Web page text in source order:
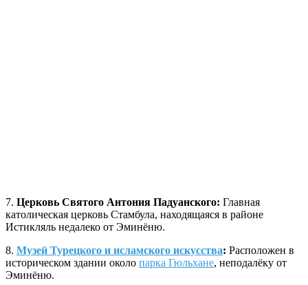
7. Церковь Святого Антония Падуанского: Главная
католическая церковь Стамбула, находящаяся в районе
Истикляль недалеко от Эминёню.
8. Музей Турецкого и исламского искусства: Расположен в
историческом здании около парка Гюльхане, неподалёку от
Эминёню.